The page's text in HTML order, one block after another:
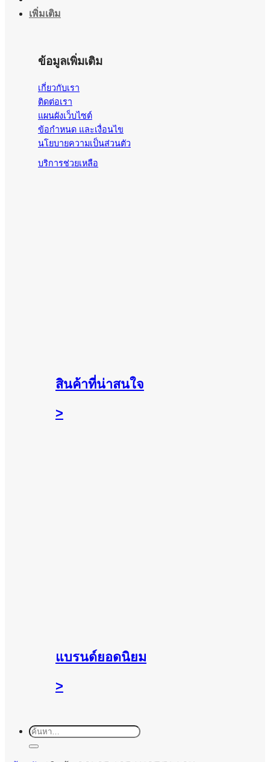
เพิ่มเติม
ข้อมูลเพิ่มเติม
เกี่ยวกับเรา
ติดต่อเรา
แผนผังเว็บไซต์
ข้อกำหนด และเงื่อนไข
นโยบายความเป็นส่วนตัว
บริการช่วยเหลือ
สินค้าที่น่าสนใจ
>
แบรนด์ยอดนิยม
>
ค้นหา: